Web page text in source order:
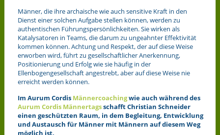
Männer, die ihre archaische wie auch sensitive Kraft in den
Dienst einer solchen Aufgabe stellen können, werden zu
authentischen Führungspersönlichkeiten. Sie wirken als
Katalysatoren in Teams, die darum zu ungeahnter Effektivität
kommen können. Achtung und Respekt, der auf diese Weise
erworben wird, führt zu gesellschaftlicher Anerkennung,
Positionierung und Erfolg wie sie häufig in der
Ellenbogengesellschaft angestrebt, aber auf diese Weise nie
erreicht werden können.
Im Aurum Cordis Männercoachingwie auch während des
Aurum Cordis Männertagsschafft Christian Schneider
einen geschützten Raum, in dem Begleitung, Entwicklung
und Austausch für Männer mit Männern auf diesem Weg
möglich ist.